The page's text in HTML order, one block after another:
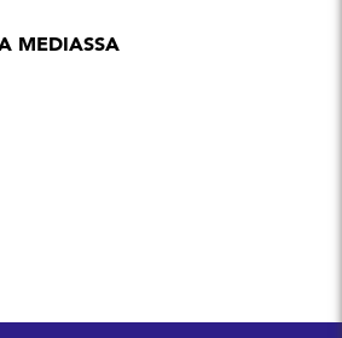
MEDIASSA
Whatsappissa